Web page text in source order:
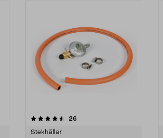
26recensioner
Stekhällar
4.5 av 5 stjärnor